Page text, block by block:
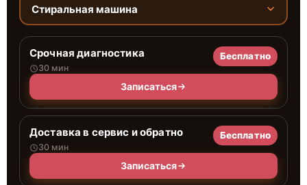
Стиральная машина
Срочная диагностика
30 мин
Бесплатно
Записаться
Доставка в сервис и обратно
30 мин
Бесплатно
Записаться